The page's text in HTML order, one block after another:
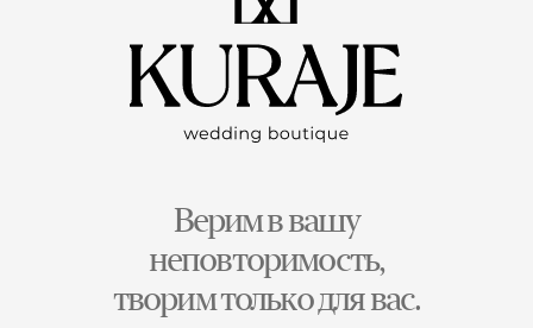
Верим в вашу
неповторимость,
творим только для вас.